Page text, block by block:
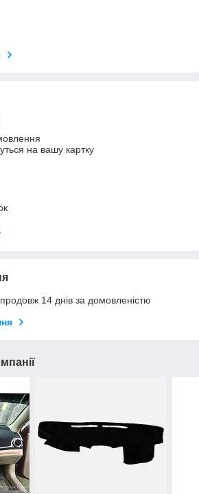
на вашу картку
14 днів за домовленістю